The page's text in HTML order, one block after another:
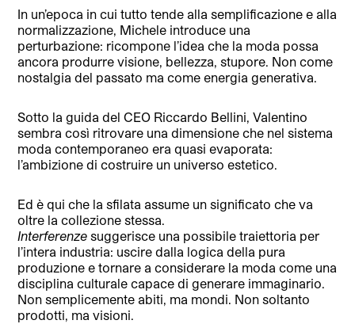
In un’epoca in cui tutto tende alla semplificazione e alla
normalizzazione, Michele introduce una
perturbazione: ricompone l’idea che la moda possa
ancora produrre visione, bellezza, stupore. Non come
nostalgia del passato ma come energia generativa.
Sotto la guida del CEO Riccardo Bellini, Valentino
sembra così ritrovare una dimensione che nel sistema
moda contemporaneo era quasi evaporata:
l’ambizione di costruire un universo estetico.
Ed è qui che la sfilata assume un significato che va
oltre la collezione stessa.
Interferenze suggerisce una possibile traiettoria per
l’intera industria: uscire dalla logica della pura
produzione e tornare a considerare la moda come una
disciplina culturale capace di generare immaginario.
Non semplicemente abiti, ma mondi. Non soltanto
prodotti, ma visioni.